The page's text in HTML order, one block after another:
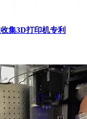
集3D打印机专利